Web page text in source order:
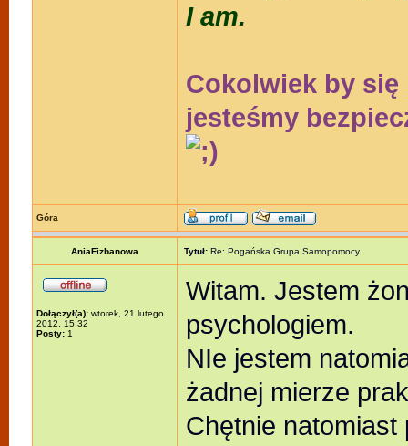
I am.
Cokolwiek by się
jesteśmy
Góra
AniaFizbanowa Tytuł: Re: Pogańska Grupa Samopomocy
Dołączył(a): wtorek, 21 lutego
2012, 15:32
Posty: 1
Witam. Jestem
psychologiem.
NIe jestem
żadnej mierze
Chętnie